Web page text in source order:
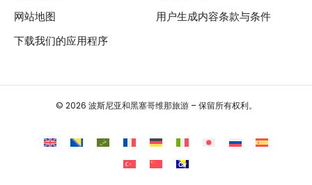
网站地图
下载我们的应用程序
用户生成内容条款与条件
© 2026 波斯尼亚和黑塞哥维那旅游 – 保留所有权利。